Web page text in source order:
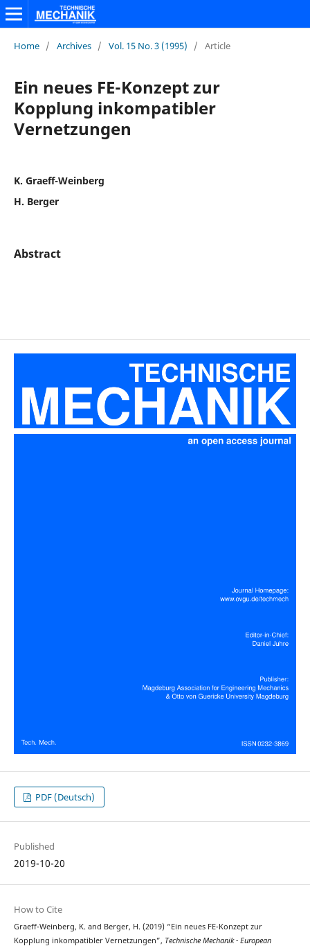
Home / Archives / Vol. 15 No. 3 (1995) / Article
Ein neues FE-Konzept zur
Kopplung inkompatibler
Vernetzungen
K. Graeff-Weinberg
H. Berger
Abstract
PDF (Deutsch)
Published
2019-10-20
How to Cite
Graeff-Weinberg, K. and Berger, H. (2019) “Ein neues FE-Konzept zur
Kopplung inkompatibler Vernetzungen”, Technische Mechanik - European